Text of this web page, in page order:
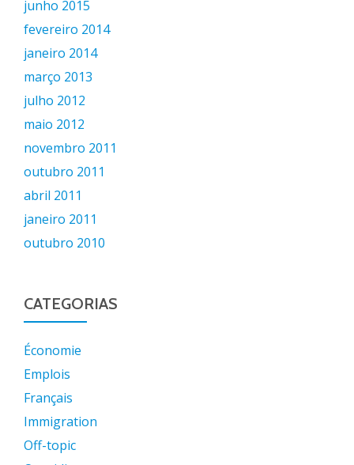
junho 2015
fevereiro 2014
janeiro 2014
março 2013
julho 2012
maio 2012
novembro 2011
outubro 2011
abril 2011
janeiro 2011
outubro 2010
CATEGORIAS
Économie
Emplois
Français
Immigration
Off-topic